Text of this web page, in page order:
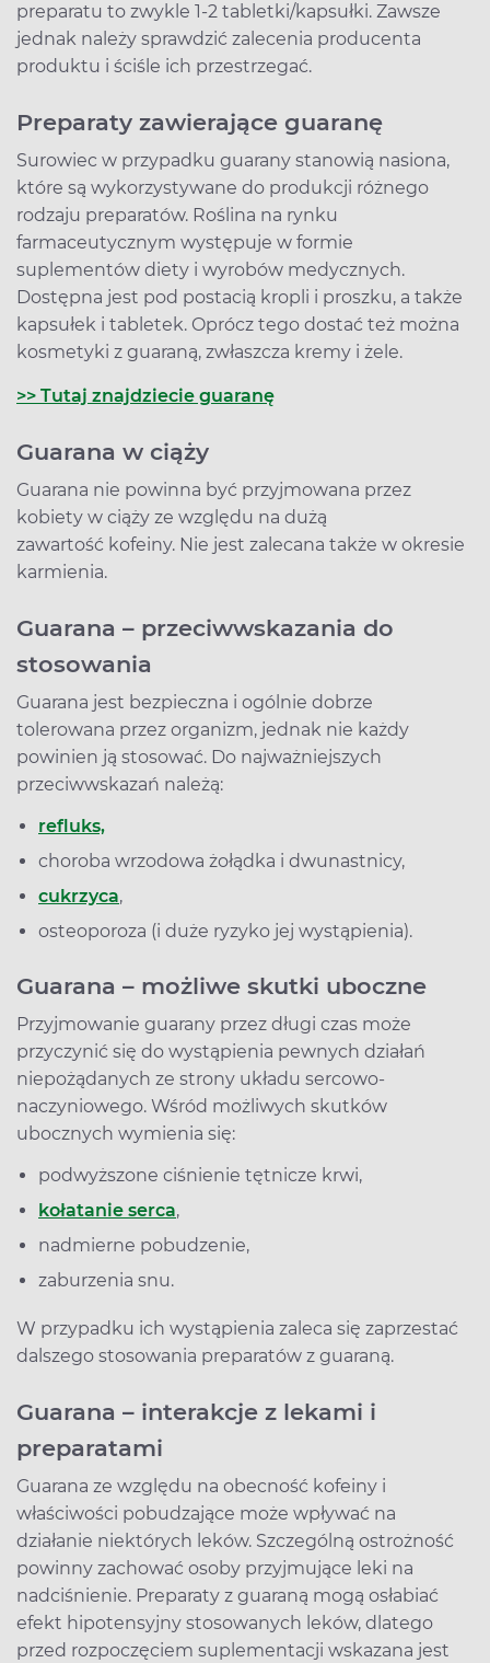
preparatu to zwykle 1-2 tabletki/kapsułki. Zawsze
jednak należy sprawdzić zalecenia producenta
produktu i ściśle ich przestrzegać.
Preparaty zawierające guaranę
Surowiec w przypadku guarany stanowią nasiona,
które są wykorzystywane do produkcji różnego
rodzaju preparatów. Roślina na rynku
farmaceutycznym występuje w formie
suplementów diety i wyrobów medycznych.
Dostępna jest pod postacią kropli i proszku, a także
kapsułek i tabletek. Oprócz tego dostać też można
kosmetyki z guaraną, zwłaszcza kremy i żele.
>> Tutaj znajdziecie guaranę
Guarana w ciąży
Guarana nie powinna być przyjmowana przez
kobiety w ciąży ze względu na dużą
zawartość kofeiny. Nie jest zalecana także w okresie
karmienia.
Guarana – przeciwwskazania do
stosowania
Guarana jest bezpieczna i ogólnie dobrze
tolerowana przez organizm, jednak nie każdy
powinien ją stosować. Do najważniejszych
przeciwwskazań należą:
refluks,
choroba wrzodowa żołądka i dwunastnicy,
cukrzyca,
osteoporoza (i duże ryzyko jej wystąpienia).
Guarana – możliwe skutki uboczne
Przyjmowanie guarany przez długi czas może
przyczynić się do wystąpienia pewnych działań
niepożądanych ze strony układu sercowo-
naczyniowego. Wśród możliwych skutków
ubocznych wymienia się:
podwyższone ciśnienie tętnicze krwi,
kołatanie serca,
nadmierne pobudzenie,
zaburzenia snu.
W przypadku ich wystąpienia zaleca się zaprzestać
dalszego stosowania preparatów z guaraną.
Guarana – interakcje z lekami i
preparatami
Guarana ze względu na obecność kofeiny i
właściwości pobudzające może wpływać na
działanie niektórych leków. Szczególną ostrożność
powinny zachować osoby przyjmujące leki na
nadciśnienie. Preparaty z guaraną mogą osłabiać
efekt hipotensyjny stosowanych leków, dlatego
przed rozpoczęciem suplementacji wskazana jest